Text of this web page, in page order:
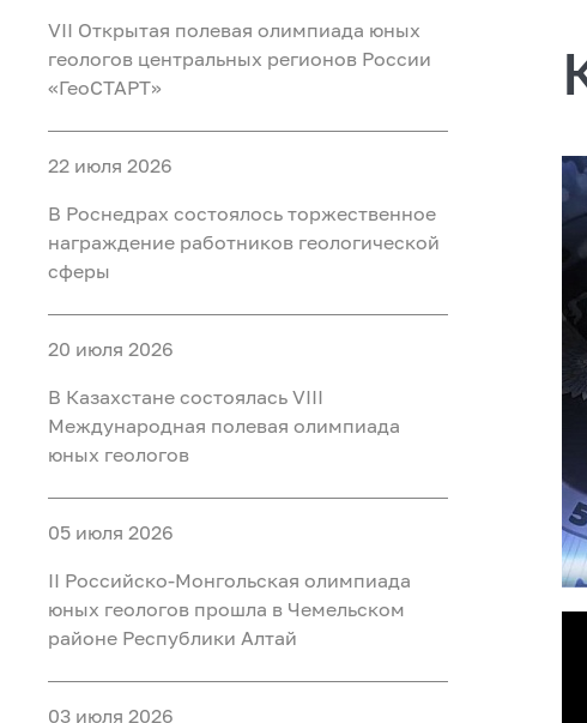
VII Открытая полевая олимпиада юных
геологов центральных регионов России
«ГеоСТАРТ»
22 июля 2026
В Роснедрах состоялось торжественное
награждение работников геологической
сферы
20 июля 2026
В Казахстане состоялась VIII
Международная полевая олимпиада
юных геологов
05 июля 2026
II Российско‑Монгольская олимпиада
юных геологов прошла в Чемельском
районе Республики Алтай
03 июля 2026